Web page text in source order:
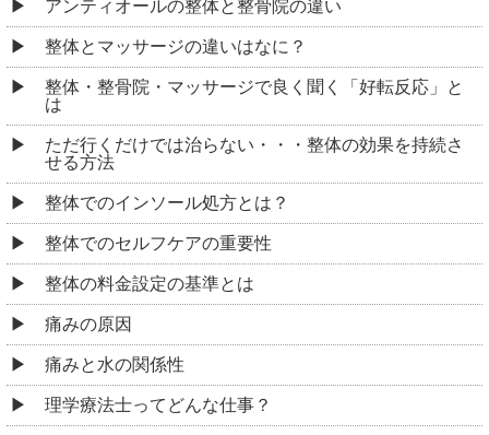
アンティオールの整体と整骨院の違い
整体とマッサージの違いはなに？
整体・整骨院・マッサージで良く聞く「好転反応」と
は
ただ行くだけでは治らない・・・整体の効果を持続さ
せる方法
整体でのインソール処方とは？
整体でのセルフケアの重要性
整体の料金設定の基準とは
痛みの原因
痛みと水の関係性
理学療法士ってどんな仕事？